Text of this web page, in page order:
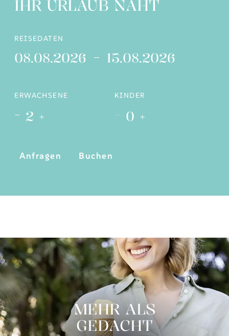
IHR URLAUB NAHT
REISEDATEN
08.08.2026 15.08.2026
ERWACHSENE
- 2 +
KINDER
- 0 +
Anfragen Buchen
MEHR ALS
GEDACHT